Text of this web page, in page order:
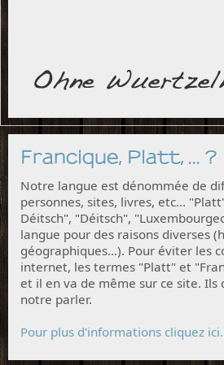
Francique, Platt, ... ?
Notre langue est dénommée de
personnes, sites, livres, etc...
Déitsch", "Déitsch",
langue pour des raisons diverses
géographiques...). Pour éviter les
internet, les termes "Platt" et
et il en va de même sur ce site.
notre parler.
Pour plus d'informations cliquez ici.